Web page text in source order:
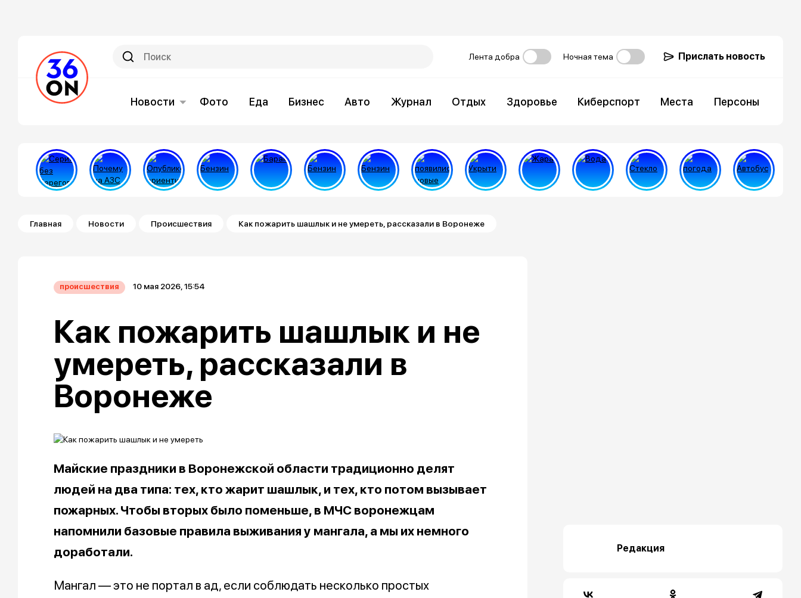
Лента добра Ночная тема Прислать новость
Новости Фото Еда Бизнес Авто Журнал Отдых Здоровье Киберспорт Места Персоны
Строка навигации
Главная Новости Происшествия Как пожарить шашлык и не умереть, рассказали в Воронеже
происшествия 10 мая 2026, 15:54
Как пожарить шашлык и не
умереть, рассказали в
Воронеже
Майские праздники в Воронежской области традиционно делят
людей на два типа: тех, кто жарит шашлык, и тех, кто потом вызывает
пожарных. Чтобы вторых было поменьше, в МЧС воронежцам
напомнили базовые правила выживания у мангала, а мы их немного
доработали.
Мангал — это не портал в ад, если соблюдать несколько простых
Редакция